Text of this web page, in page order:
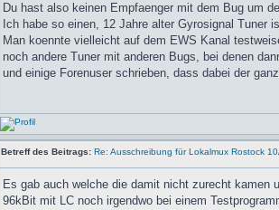
Du hast also keinen Empfaenger mit dem Bug um
Ich habe so einen, 12 Jahre alter Gyrosignal
Man koennte vielleicht auf dem EWS Kanal
noch andere Tuner mit anderen Bugs, bei denen
und einige Forenuser schrieben, dass dabei der
Betreff des Beitrags: Re: Ausschreibung für Lokalmux Rostock
Es gab auch welche die damit nicht zurecht kamen
96kBit mit LC noch irgendwo bei einem